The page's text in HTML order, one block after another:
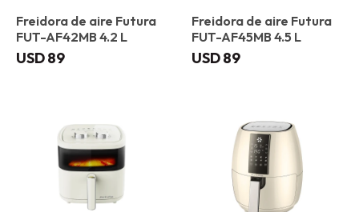
Freidora de aire Futura
FUT-AF42MB 4.2 L
USD89
Freidora de aire Futura
FUT-AF45MB 4.5 L
USD89